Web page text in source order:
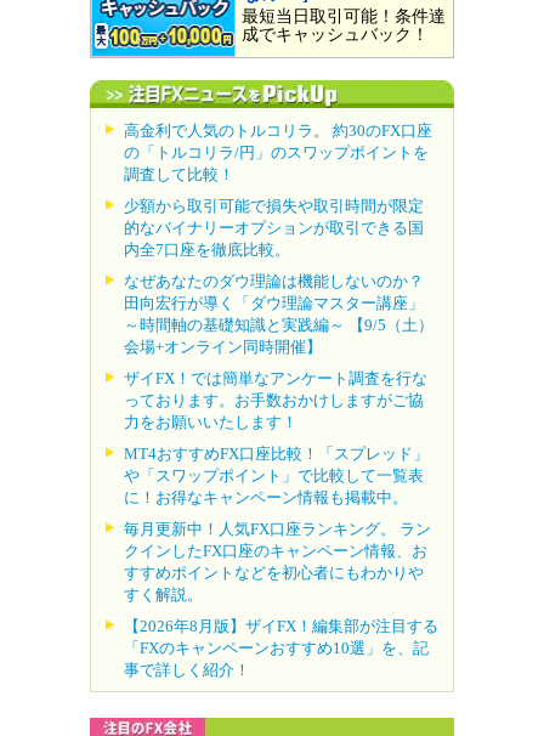
最短当日取引可能！条件達
成でキャッシュバック！
高金利で人気のトルコリラ。 約30のFX口座
の「トルコリラ/円」のスワップポイントを
調査して比較！
少額から取引可能で損失や取引時間が限定
的なバイナリーオプションが取引できる国
内全7口座を徹底比較。
なぜあなたのダウ理論は機能しないのか？
田向宏行が導く「ダウ理論マスター講座」
～時間軸の基礎知識と実践編～ 【9/5（土）
会場+オンライン同時開催】
ザイFX！では簡単なアンケート調査を行な
っております。お手数おかけしますがご協
力をお願いいたします！
MT4おすすめFX口座比較！「スプレッド」
や「スワップポイント」で比較して一覧表
に！お得なキャンペーン情報も掲載中。
毎月更新中！人気FX口座ランキング。 ラン
クインしたFX口座のキャンペーン情報、お
すすめポイントなどを初心者にもわかりや
すく解説。
【2026年8月版】ザイFX！編集部が注目する
「FXのキャンペーンおすすめ10選」を、記
事で詳しく紹介！